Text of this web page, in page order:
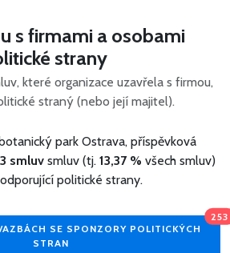
s firmami a osobami
strany
které organizace uzavřela s firmou,
straný (nebo její majitel).
park Ostrava, příspěvková
smluv smluv (tj. 13,37 % všech smluv)
politické strany.
SE SPONZORY POLITICKÝCH
STRAN
253